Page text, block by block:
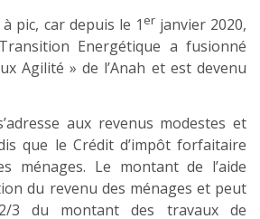
pic, car depuis le 1 erjanvier 2020,
Energétique a fusionné
Agilité » de l’Anah et est devenu
aux revenus modestes et
que le Crédit d’impôt forfaitaire
ménages. Le montant de l’aide
du revenu des ménages et peut
3 du montant des travaux de